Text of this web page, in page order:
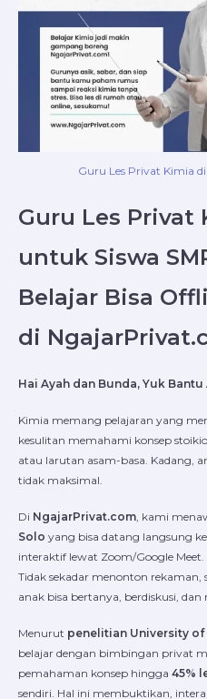
Guru Les Privat Kimia di
Guru Les Privat
untuk Siswa
Belajar Bisa
di
Hai Ayah dan Bunda, Yuk
Kimia memang pelajaran yang
kesulitan memahami konsep
atau larutan asam-basa. Kadang,
tidak maksimal.
Di NgajarPrivat.com , kami
Solo yang bisa datang langsung
interaktif lewat Zoom/Google Meet.
Tidak sekadar menonton rekaman,
anak bisa bertanya, berdiskusi,
Menurut penelitian University of
belajar dengan bimbingan privat
pemahaman konsep hingga 45%
sendiri. Hal ini membuktikan,